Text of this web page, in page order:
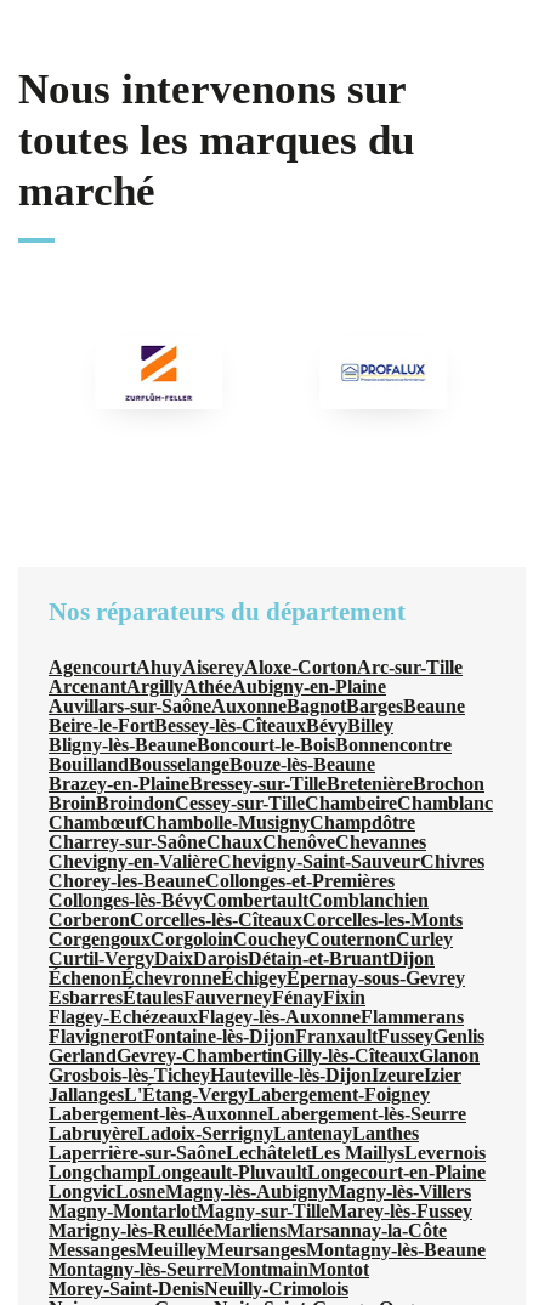
Nous intervenons sur
toutes les marques du
marché
Nos réparateurs du département
AgencourtAhuyAisereyAloxe-CortonArc-sur-Tille
ArcenantArgillyAthéeAubigny-en-Plaine
Auvillars-sur-SaôneAuxonneBagnotBargesBeaune
Beire-le-FortBessey-lès-CîteauxBévyBilley
Bligny-lès-BeauneBoncourt-le-BoisBonnencontre
BouillandBousselangeBouze-lès-Beaune
Brazey-en-PlaineBressey-sur-TilleBretenièreBrochon
BroinBroindonCessey-sur-TilleChambeireChamblanc
ChambœufChambolle-MusignyChampdôtre
Charrey-sur-SaôneChauxChenôveChevannes
Chevigny-en-ValièreChevigny-Saint-SauveurChivres
Chorey-les-BeauneCollonges-et-Premières
Collonges-lès-BévyCombertaultComblanchien
CorberonCorcelles-lès-CîteauxCorcelles-les-Monts
CorgengouxCorgoloinCoucheyCouternonCurley
Curtil-VergyDaixDaroisDétain-et-BruantDijon
ÉchenonÉchevronneÉchigeyÉpernay-sous-Gevrey
EsbarresÉtaulesFauverneyFénayFixin
Flagey-EchézeauxFlagey-lès-AuxonneFlammerans
FlavignerotFontaine-lès-DijonFranxaultFusseyGenlis
GerlandGevrey-ChambertinGilly-lès-CîteauxGlanon
Grosbois-lès-TicheyHauteville-lès-DijonIzeureIzier
JallangesL'Étang-VergyLabergement-Foigney
Labergement-lès-AuxonneLabergement-lès-Seurre
LabruyèreLadoix-SerrignyLantenayLanthes
Laperrière-sur-SaôneLechâteletLes MaillysLevernois
LongchampLongeault-PluvaultLongecourt-en-Plaine
LongvicLosneMagny-lès-AubignyMagny-lès-Villers
Magny-MontarlotMagny-sur-TilleMarey-lès-Fussey
Marigny-lès-ReulléeMarliensMarsannay-la-Côte
MessangesMeuilleyMeursangesMontagny-lès-Beaune
Montagny-lès-SeurreMontmainMontot
Morey-Saint-DenisNeuilly-Crimolois